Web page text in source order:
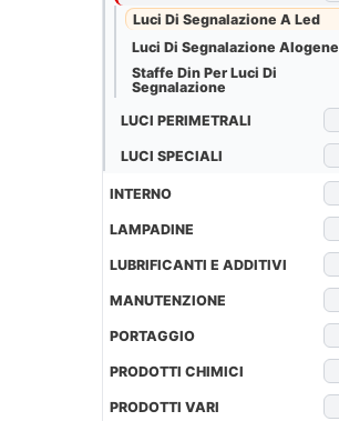
Luci Di Segnalazione A Led
Luci Di Segnalazione Alogene
Staffe Din Per Luci Di
Segnalazione
LUCI PERIMETRALI
LUCI SPECIALI
INTERNO
LAMPADINE
LUBRIFICANTI E ADDITIVI
MANUTENZIONE
PORTAGGIO
PRODOTTI CHIMICI
PRODOTTI VARI